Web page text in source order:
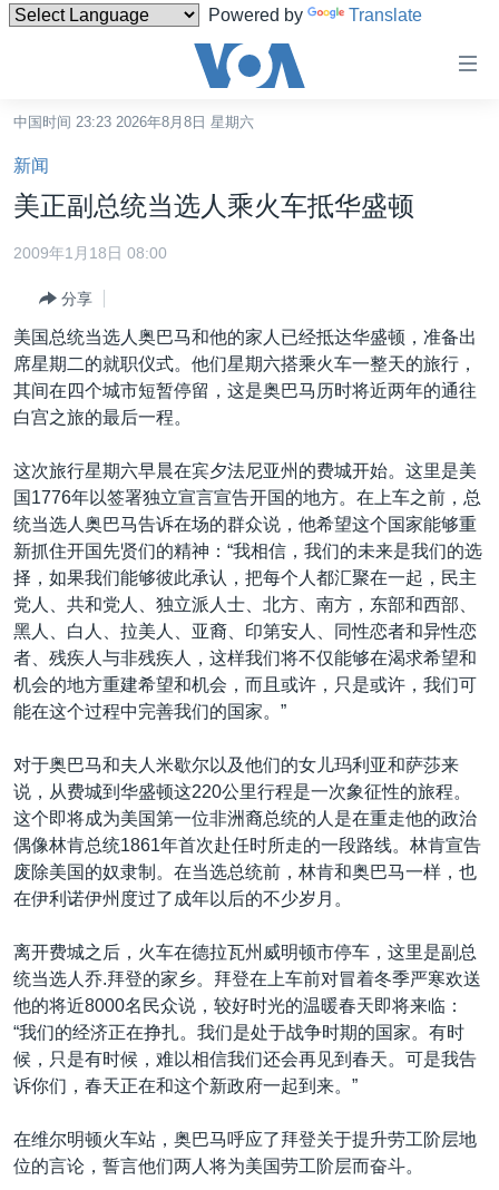
Powered by Translate
碍
链
接
跳
转
容
跳
到
航
跳
转
到
索
港澳
国际
最新国际新闻
印太
中东
欧洲
非洲
美洲
全球议题
分类新闻
经济·金融·贸易
人权·法律·宗教
科教·文娱·体健
军事
劳工
环境
美中关系
热点专题
白宫要闻
国会报道
美中关系
美国建国250周年
埃博拉疫情
美国之音专访
台海两岸关系
南中国海争端
关注西藏
关注新疆
GEN Z 看美国
VOA视频
VOA今日焦点
中文广播
关注我们
其他语言网站
中国时间 23:23 2026年8月8日 星期六
新闻
美正副总统当选人乘火车抵华盛顿
2009年1月18日 08:00
分享
美国总统当选人奥巴马和他的家人已经抵达华盛顿，准备出
席星期二的就职仪式。他们星期六搭乘火车一整天的旅行，
其间在四个城市短暂停留，这是奥巴马历时将近两年的通往
白宫之旅的最后一程。
这次旅行星期六早晨在宾夕法尼亚州的费城开始。这里是美
国1776年以签署独立宣言宣告开国的地方。在上车之前，总
统当选人奥巴马告诉在场的群众说，他希望这个国家能够重
新抓住开国先贤们的精神：“我相信，我们的未来是我们的选
择，如果我们能够彼此承认，把每个人都汇聚在一起，民主
党人、共和党人、独立派人士、北方、南方，东部和西部、
黑人、白人、拉美人、亚裔、印第安人、同性恋者和异性恋
者、残疾人与非残疾人，这样我们将不仅能够在渴求希望和
机会的地方重建希望和机会，而且或许，只是或许，我们可
能在这个过程中完善我们的国家。”
对于奥巴马和夫人米歇尔以及他们的女儿玛利亚和萨莎来
说，从费城到华盛顿这220公里行程是一次象征性的旅程。
这个即将成为美国第一位非洲裔总统的人是在重走他的政治
偶像林肯总统1861年首次赴任时所走的一段路线。林肯宣告
废除美国的奴隶制。在当选总统前，林肯和奥巴马一样，也
在伊利诺伊州度过了成年以后的不少岁月。
离开费城之后，火车在德拉瓦州威明顿市停车，这里是副总
统当选人乔.拜登的家乡。拜登在上车前对冒着冬季严寒欢送
他的将近8000名民众说，较好时光的温暖春天即将来临：
“我们的经济正在挣扎。我们是处于战争时期的国家。有时
候，只是有时候，难以相信我们还会再见到春天。可是我告
诉你们，春天正在和这个新政府一起到来。”
在维尔明顿火车站，奥巴马呼应了拜登关于提升劳工阶层地
位的言论，誓言他们两人将为美国劳工阶层而奋斗。